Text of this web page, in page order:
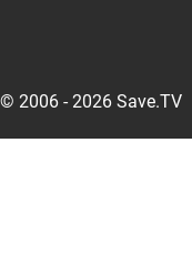
© 2006 - 2026 Save.TV